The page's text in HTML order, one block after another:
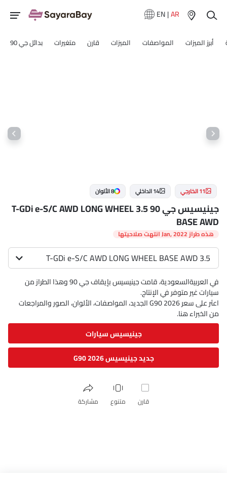
EN|AR
أبرز الميزات المواصفات الميزات قارن متغيرات بدائل جي 90
11 الخارجي 14 الداخلي 8 الألوان
جينيسيس جي 90 3.5 T-GDi e-S/C AWD LONG WHEEL
BASE AWD
هذه طراز Jan, 2022 انتهت صلاحيتها
3.5 T-GDi e-S/C AWD LONG WHEEL BASE AWD
في العربيةالسعودية، قامت جينيسيس بإيقاف جي 90 وهذا الطراز من
سيارات غير متوفر في الإنتاج.
اعثر على سعر G90 2026 الجديد، المواصفات، الألوان، الصور والمراجعات
من الخبراء هنا.
جينيسيس سيارات
جديد جينيسيس G90 2026
قارن متنوع مشاركة